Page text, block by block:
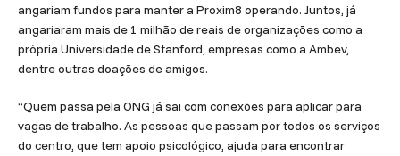
angariam fundos para manter a Proxim8 operando. Juntos, já
angariaram mais de 1 milhão de reais de organizações como a
própria Universidade de Stanford, empresas como a Ambev,
dentre outras doações de amigos.
“Quem passa pela ONG já sai com conexões para aplicar para
vagas de trabalho. As pessoas que passam por todos os serviços
do centro, que tem apoio psicológico, ajuda para encontrar